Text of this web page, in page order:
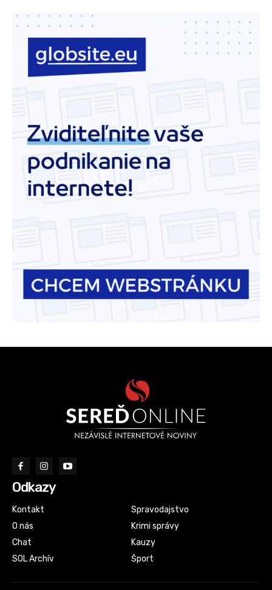
Odkazy
Kontakt
O nás
Chat
SOL Archív
Spravodajstvo
Krimi správy
Kauzy
Šport